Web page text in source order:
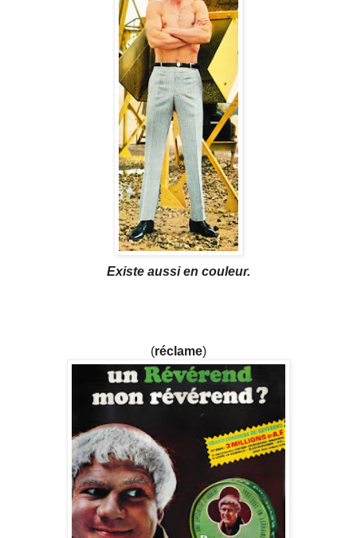
Existe aussi en couleur.
(réclame)